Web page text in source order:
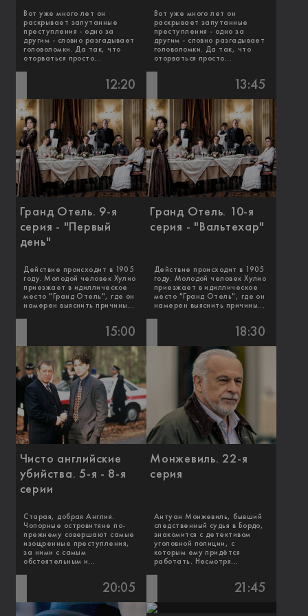
Вот уже много лет он
раскрывает запутанные
преступления - одно за
другим - словно разгадывает
головоломки. Да так, что
оторваться просто...
Вот уже много лет он
раскрывает запутанные
преступления - одно за
другим - словно разгадывает
головоломки. Да так, что
оторваться просто...
12:20
Гранд Отель. 9-я
серия - "Первый
день"
Действие происходит в 1905
году. Молодой человек Хулио
приезжает в идиллическое
место "Гранд Отель", где он
намерен выяснить причины...
13:45
Гранд Отель. 10-я
серия - "Вальтехар"
Действие происходит в 1905
году. Молодой человек Хулио
приезжает в идиллическое
место "Гранд Отель", где он
намерен выяснить причины...
15:00
Чисто английские
убийства. 5-я - 8-я
серии
Старая, добрая Англия.
Чопорные островитяне по-
прежнему совершают самые
изощренные преступления,
за ними с самым
обстоятельным и...
18:30
Монжевиль. 22-я
серия
Антуан Монжевиль, бывший
следственный судья в Бордо,
знакомится с детективом
уголовной полиции, с
которым ему придётся
работать. Несмотря...
20:05 21:45